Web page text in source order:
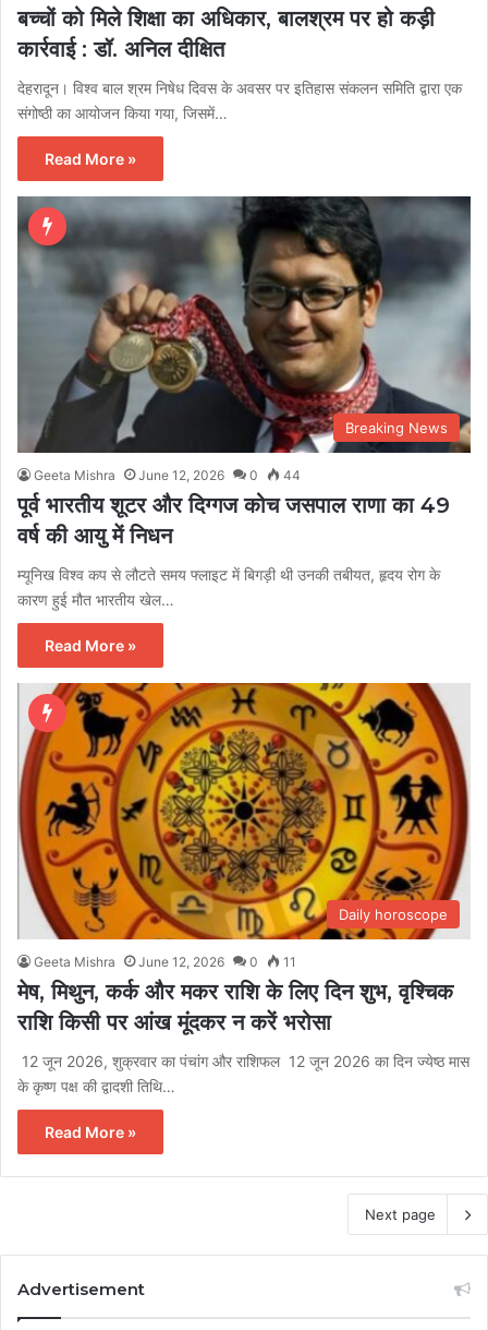
बच्चों को मिले शिक्षा का अधिकार, बालश्रम पर हो कड़ी
कार्रवाई : डॉ. अनिल दीक्षित
देहरादून। विश्व बाल श्रम निषेध दिवस के अवसर पर इतिहास संकलन समिति द्वारा एक
संगोष्ठी का आयोजन किया गया, जिसमें…
Read More »
Breaking News
Geeta Mishra June 12, 2026 0 44
पूर्व भारतीय शूटर और दिग्गज कोच जसपाल राणा का 49
वर्ष की आयु में निधन
म्यूनिख विश्व कप से लौटते समय फ्लाइट में बिगड़ी थी उनकी तबीयत, हृदय रोग के
कारण हुई मौत भारतीय खेल…
Read More »
Daily horoscope
Geeta Mishra June 12, 2026 0 11
मेष, मिथुन, कर्क और मकर राशि के लिए दिन शुभ, वृश्चिक
राशि किसी पर आंख मूंदकर न करें भरोसा
12 जून 2026, शुक्रवार का पंचांग और राशिफल 12 जून 2026 का दिन ज्येष्ठ मास
के कृष्ण पक्ष की द्वादशी तिथि…
Read More »
Next page
Advertisement